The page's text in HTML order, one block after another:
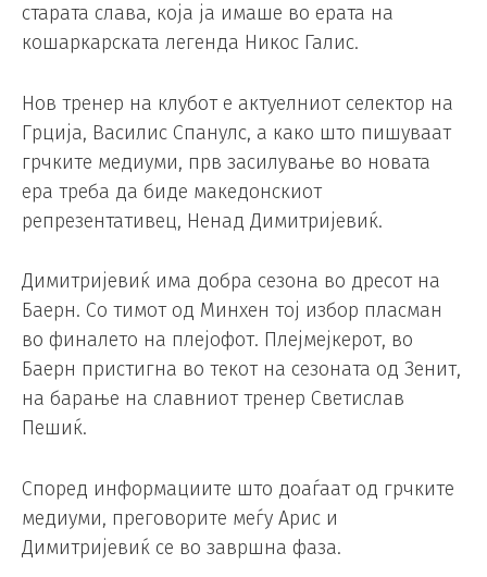
старата слава, која ја имаше во ерата на
кошаркарската легенда Никос Галис.
Нов тренер на клубот е актуелниот селектор на
Грција, Василис Спанулс, а како што пишуваат
грчките медиуми, прв засилување во новата
ера треба да биде македонскиот
репрезентативец, Ненад Димитријевиќ.
Димитријевиќ има добра сезона во дресот на
Баерн. Со тимот од Минхен тој избор пласман
во финалето на плејофот. Плејмејкерот, во
Баерн пристигна во текот на сезоната од Зенит,
на барање на славниот тренер Светислав
Пешиќ.
Според информациите што доаѓаат од грчките
медиуми, преговорите меѓу Арис и
Димитријевиќ се во завршна фаза.